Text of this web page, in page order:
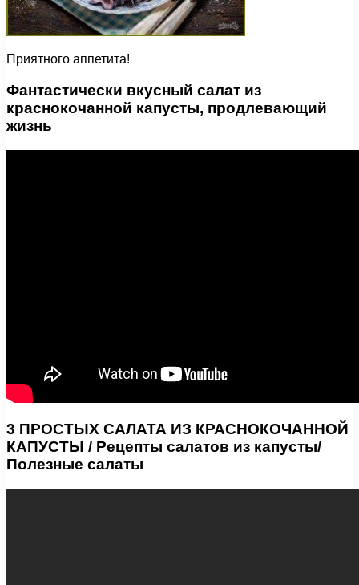
Приятного аппетита!
Фантастически вкусный салат из
краснокочанной капусты, продлевающий
жизнь
3 ПРОСТЫХ САЛАТА ИЗ КРАСНОКОЧАННОЙ
КАПУСТЫ / Рецепты салатов из капусты/
Полезные салаты